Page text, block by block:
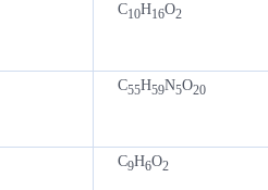
C10H16O2
C55H59N5O20
C9H6O2